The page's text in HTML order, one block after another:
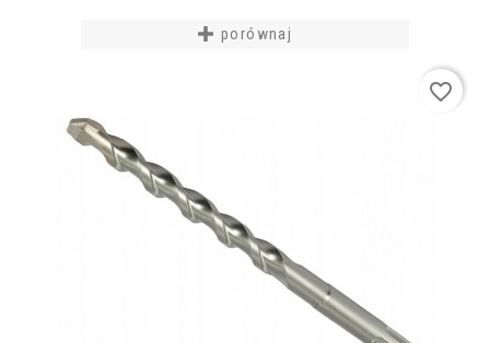
porównaj
favorite_border